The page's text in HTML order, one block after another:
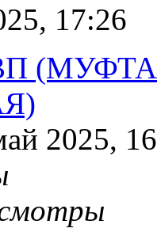
17:26
2025,